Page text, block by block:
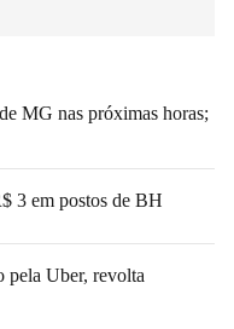
MG nas próximas horas;
3 em postos de BH
pela Uber, revolta